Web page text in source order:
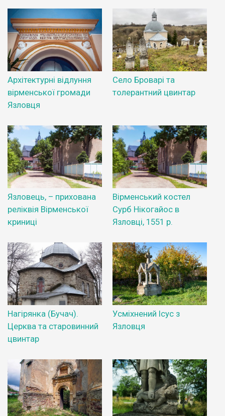
Архітектурні відлуння
вірменської громади
Язловця
Село Броварі та
толерантний цвинтар
Язловець, – прихована
реліквія Вірменської
криниці
Вірменський костел
Сурб Нікогайос в
Язловці, 1551 р.
Нагірянка (Бучач).
Церква та старовинний
цвинтар
Усміхнений Ісус з
Язловця